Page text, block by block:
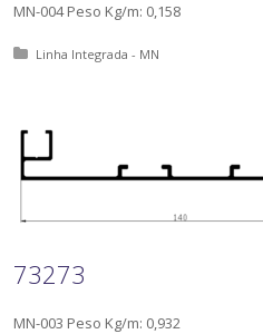
MN-004 Peso Kg/m: 0,158
Posted in:
Linha Integrada - MN
73273
MN-003 Peso Kg/m: 0,932